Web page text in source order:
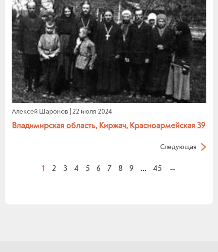
Алексей Шаронов 22 июля 2024
Владимирская область, Киржач, Красноармейская 39
Следующая
1 2 3 4 5 6 7 8 9 ... 45 →